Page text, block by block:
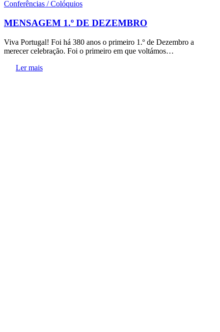
Conferências / Colóquios
MENSAGEM 1.º DE DEZEMBRO
Viva Portugal! Foi há 380 anos o primeiro 1.º de Dezembro a
merecer celebração. Foi o primeiro em que voltámos…
Ler mais